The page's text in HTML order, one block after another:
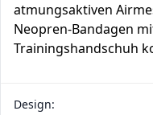
atmungsaktiven
Neopren-Bandagen
Trainingshandschuh
Design: